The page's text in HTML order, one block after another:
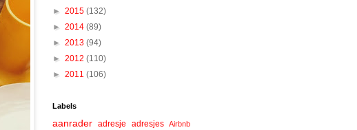
► 2015 (132)
► 2014 (89)
► 2013 (94)
► 2012 (110)
► 2011 (106)
Labels
aanrader adresje adresjes Airbnb